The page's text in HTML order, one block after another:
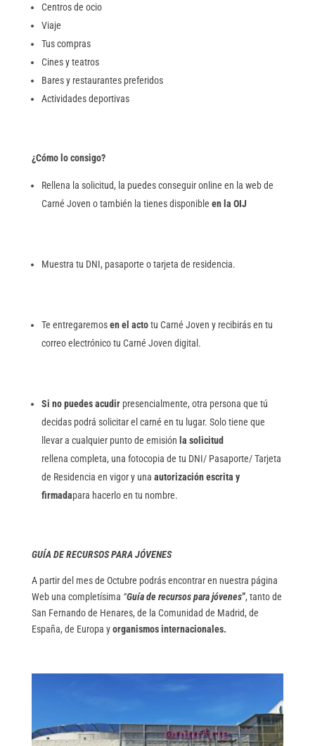
Centros de ocio
Viaje
Tus compras
Cines y teatros
Bares y restaurantes preferidos
Actividades deportivas
¿Cómo lo consigo?
Rellena la solicitud, la puedes conseguir online en la web de
Carné Joven o también la tienes disponible en la OIJ
Muestra tu DNI, pasaporte o tarjeta de residencia.
Te entregaremosen el actotu Carné Joven y recibirás en tu
correo electrónico tu Carné Joven digital.
Si no puedes acudirpresencialmente, otra persona que tú
decidas podrá solicitar el carné en tu lugar. Solo tiene que
llevar a cualquier punto de emisión la solicitud
rellena completa, una fotocopia de tu DNI/ Pasaporte/ Tarjeta
de Residencia en vigor y una autorización escrita y
firmadapara hacerlo en tu nombre.
GUÍA DE RECURSOS PARA JÓVENES
A partir del mes de Octubre podrás encontrar en nuestra página
Web una completísima “Guía de recursos para jóvenes”, tanto de
San Fernando de Henares, de la Comunidad de Madrid, de
España, de Europa yorganismos internacionales.